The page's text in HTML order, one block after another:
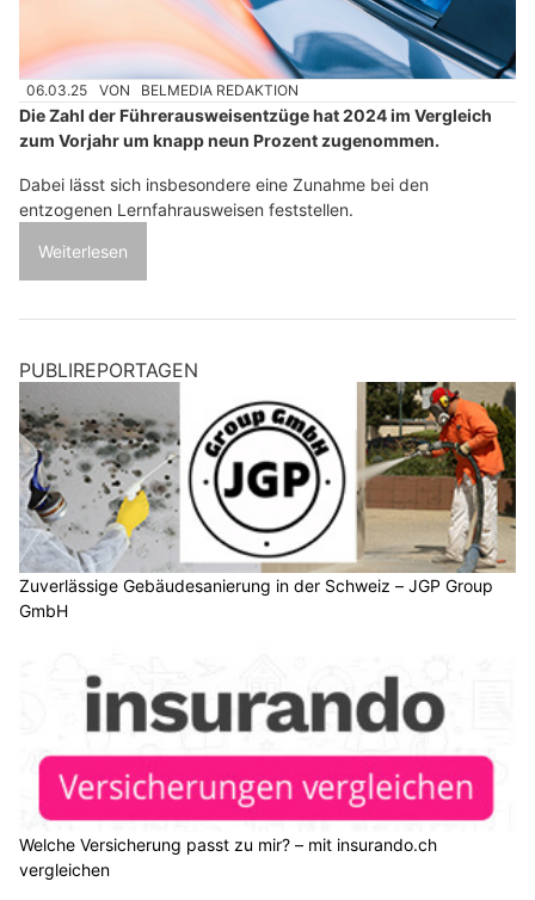
06.03.25 VON BELMEDIA REDAKTION
Die Zahl der Führerausweisentzüge hat 2024 im Vergleich
zum Vorjahr um knapp neun Prozent zugenommen.
Dabei lässt sich insbesondere eine Zunahme bei den
entzogenen Lernfahrausweisen feststellen.
Weiterlesen
PUBLIREPORTAGEN
Zuverlässige Gebäudesanierung in der Schweiz – JGP Group
GmbH
Welche Versicherung passt zu mir? – mit insurando.ch
vergleichen